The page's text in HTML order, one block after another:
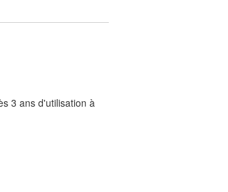
3 ans d'utilisation à